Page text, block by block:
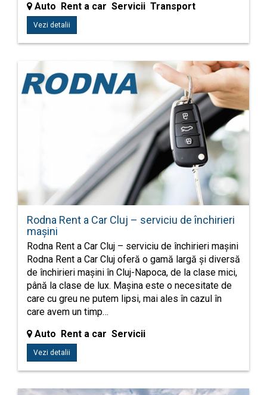
Auto Rent a car Servicii Transport
Vezi detalii
Rodna Rent a Car Cluj – serviciu de închirieri
mașini
Rodna Rent a Car Cluj – serviciu de închirieri mașini
Rodna Rent a Car Cluj oferă o gamă largă și diversă
de închirieri mașini în Cluj-Napoca, de la clase mici,
până la clase de lux. Mașina este o necesitate de
care cu greu ne putem lipsi, mai ales în cazul în
care avem un timp…
Auto Rent a car Servicii
Vezi detalii